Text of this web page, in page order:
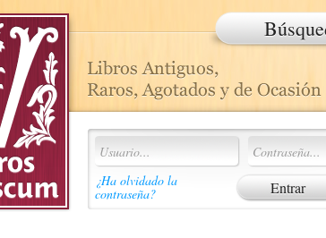
¿Ha olvidado la
contraseña?